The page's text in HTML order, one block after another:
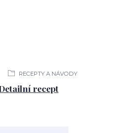
RECEPTY A NÁVODY
recept